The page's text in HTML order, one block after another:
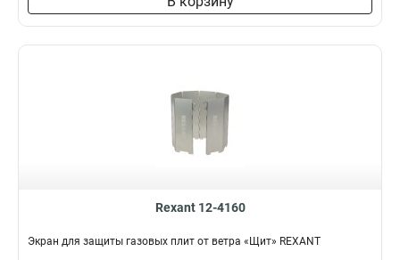
Rexant 12-4160
Экран для защиты газовых плит от ветра «Щит» REXANT